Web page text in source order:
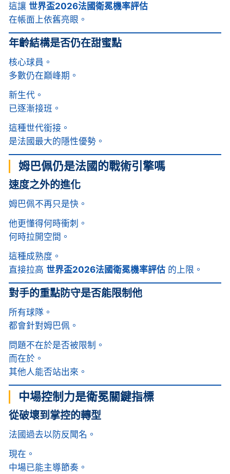
這讓 世界盃2026法國衛冕機率評估
在帳面上依舊亮眼。
年齡結構是否仍在甜蜜點
核心球員。
多數仍在巔峰期。
新生代。
已逐漸接班。
這種世代銜接。
是法國最大的隱性優勢。
姆巴佩仍是法國的戰術引擎嗎
速度之外的進化
姆巴佩不再只是快。
他更懂得何時衝刺。
何時拉開空間。
這種成熟度。
直接拉高 世界盃2026法國衛冕機率評估的上限。
對手的重點防守是否能限制他
所有球隊。
都會針對姆巴佩。
問題不在於是否被限制。
而在於。
其他人能否站出來。
中場控制力是衛冕關鍵指標
從破壞到掌控的轉型
法國過去以防反聞名。
現在。
中場已能主導節奏。